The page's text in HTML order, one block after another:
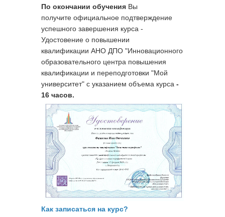
По окончании обучения Вы
получите официальное подтверждение
успешного завершения курса -
Удостовение о повышении
квалификации АНО ДПО "Инновационного
образовательного центра повышения
квалификации и переподготовки "Мой
университет" с указанием объема курса -
16 часов.
Как записаться на курс?